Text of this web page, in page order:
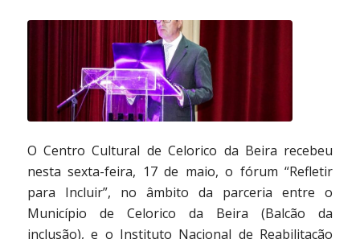
O Centro Cultural de Celorico da Beira recebeu
nesta sexta-feira, 17 de maio, o fórum “Refletir
para Incluir”, no âmbito da parceria entre o
Município de Celorico da Beira (Balcão da
inclusão), e o Instituto Nacional de Reabilitação